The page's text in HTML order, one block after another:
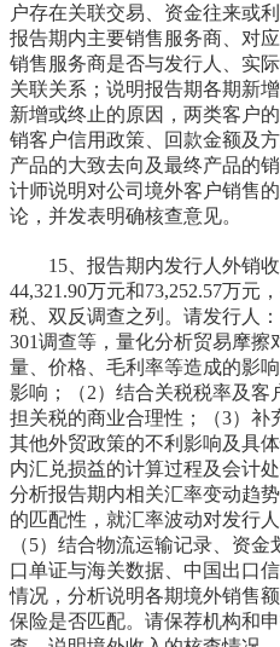
户存在关联交易、资金往来或
报告期内主要销售服务商、对
销售服务商是否与发行人、实
关联关系；说明报告期各期新
新增或终止的原因，两类客户
销客户信用政策、回款金额及
产品的大致去向及最终产品的
计师说明对公司境外客户销售
论，并发表明确核查意见。
15、报告期内发行人外销收
44,321.90万元和73,252.57万元
税、双反调查之列。请发行人
301调查等，量化分析贸易摩擦
量、价格、毛利率等造成的影
影响；（2）结合关税税率及客
担关税的商业合理性；（3）补
其他外贸政策的不利影响及具
内汇兑损益的计算过程及会计
分析报告期内相关汇率变动趋
的匹配性，就汇率波动对发行
（5）结合物流运输记录、资
口单证与海关数据、中国出口
情况，分析说明各期境外销售
保险是否匹配。请保荐机构和